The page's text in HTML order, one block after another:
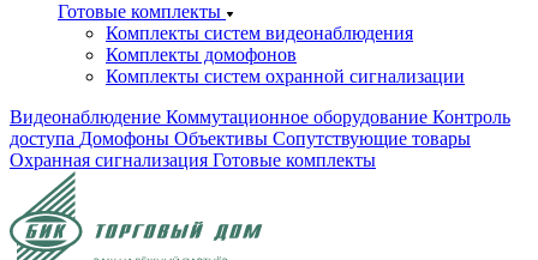
Готовые комплекты
Комплекты систем видеонаблюдения
Комплекты домофонов
Комплекты систем охранной сигнализации
Видеонаблюдение Коммутационное оборудование Контроль
доступа Домофоны Объективы Сопутствующие товары
Охранная сигнализация Готовые комплекты